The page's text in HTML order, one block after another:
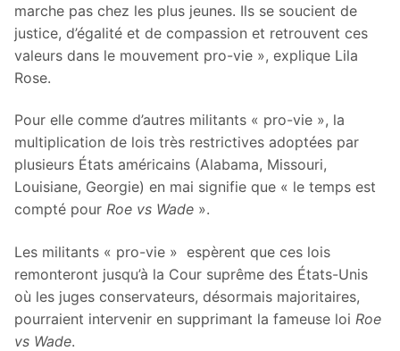
marche pas chez les plus jeunes. Ils se soucient de
justice, d’égalité et de compassion et retrouvent ces
valeurs dans le mouvement pro-vie », explique Lila
Rose.
Pour elle comme d’autres militants « pro-vie », la
multiplication de lois très restrictives adoptées par
plusieurs États américains (Alabama, Missouri,
Louisiane, Georgie) en mai signifie que « le temps est
compté pour Roe vs Wade ».
Les militants « pro-vie » espèrent que ces lois
remonteront jusqu’à la Cour suprême des États-Unis
où les juges conservateurs, désormais majoritaires,
pourraient intervenir en supprimant la fameuse loi Roe
vs Wade.